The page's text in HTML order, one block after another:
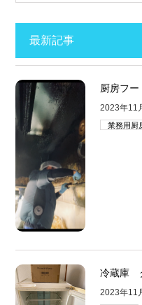
最新記事
厨房フ
2023年11
業務用厨
冷蔵庫
2023年11